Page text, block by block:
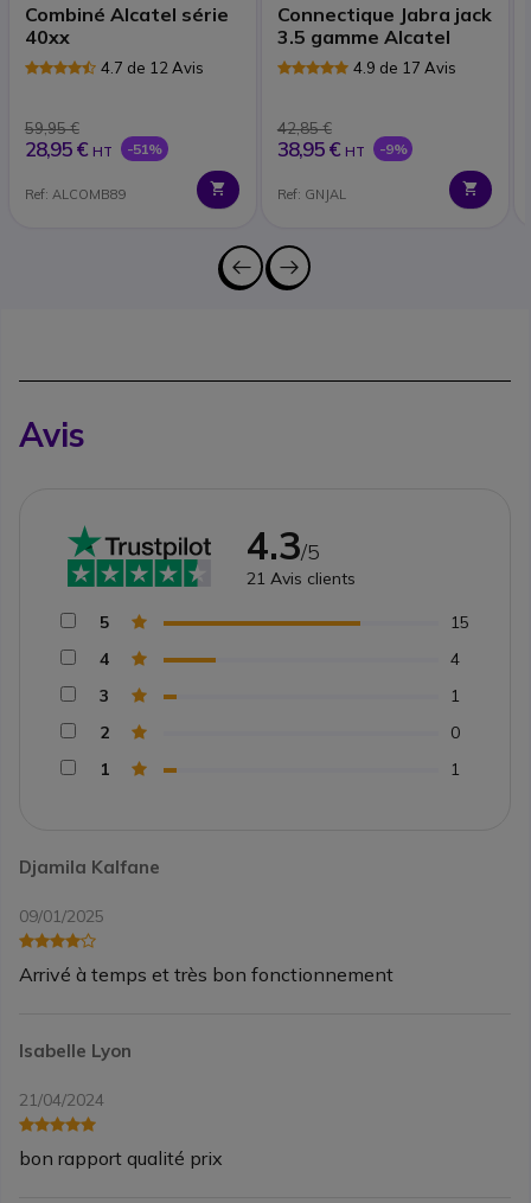
Combiné Alcatel série
40xx
4.7 de 12 Avis
59,95 €
28,95 € HT -51%
Ref: ALCOMB89
Connectique Jabra jack
3.5 gamme Alcatel
4.9 de 17 Avis
42,85 €
38,95 € HT -9%
Ref: GNJAL
Avis
Djamila Kalfane
09/01/2025
Arrivé à temps et très bon fonctionnement
Isabelle Lyon
21/04/2024
bon rapport qualité prix
4.3/5
21 Avis clients
5
15
4
4
3
1
2
0
1
1